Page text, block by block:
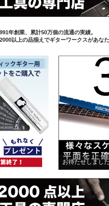
年創業、累計50万個の流通の実績。
以上の品揃えでギターワークスがあな
お待たせしまし